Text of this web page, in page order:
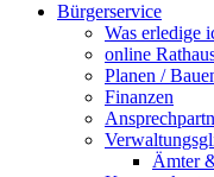
Bürgerservice
Was erledige
online
Planen /
Finanzen
Ämter